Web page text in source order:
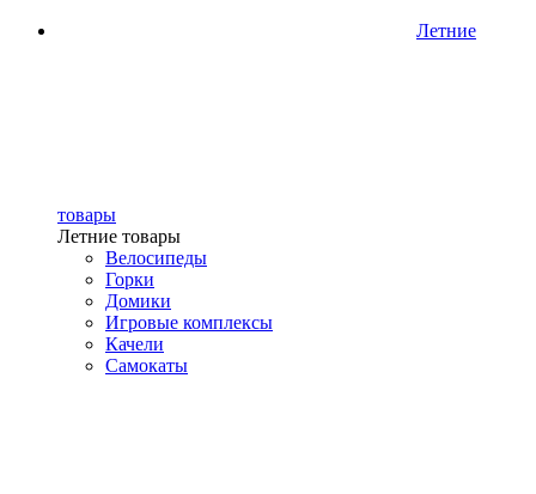
Летние
товары
Летние товары
Велосипеды
Горки
Домики
Игровые комплексы
Качели
Самокаты